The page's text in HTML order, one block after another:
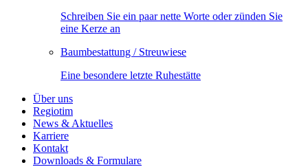
Schreiben Sie ein paar nette Worte oder zünden Sie
eine Kerze an
Baumbestattung / Streuwiese
Eine besondere letzte Ruhestätte
Über uns
Regiotim
News & Aktuelles
Karriere
Kontakt
Downloads & Formulare